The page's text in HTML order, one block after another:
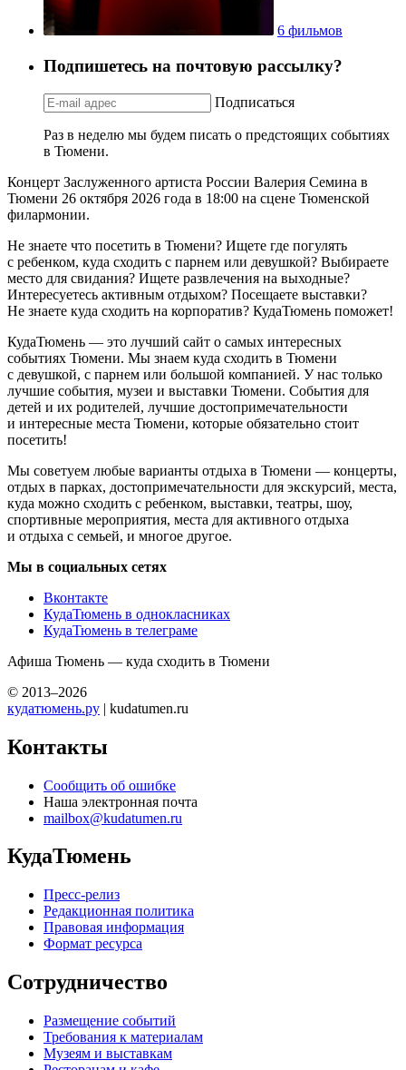
6 фильмов
Подпишетесь на почтовую рассылку?
Подписаться
Раз в неделю мы будем писать о предстоящих событиях
в Тюмени.
Концерт Заслуженного артиста России Валерия Семина в
Тюмени 26 октября 2026 года в 18:00 на сцене Тюменской
филармонии.
Не знаете что посетить в Тюмени? Ищете где погулять
с ребенком, куда сходить с парнем или девушкой? Выбираете
место для свидания? Ищете развлечения на выходные?
Интересуетесь активным отдыхом? Посещаете выставки?
Не знаете куда сходить на корпоратив? КудаТюмень поможет!
КудаТюмень — это лучший сайт о самых интересных
событиях Тюмени. Мы знаем куда сходить в Тюмени
с девушкой, с парнем или большой компанией. У нас только
лучшие события, музеи и выставки Тюмени. События для
детей и их родителей, лучшие достопримечательности
и интересные места Тюмени, которые обязательно стоит
посетить!
Мы советуем любые варианты отдыха в Тюмени — концерты,
отдых в парках, достопримечательности для экскурсий, места,
куда можно сходить с ребенком, выставки, театры, шоу,
спортивные мероприятия, места для активного отдыха
и отдыха с семьей, и многое другое.
Мы в социальных сетях
Вконтакте
КудаТюмень в однокласниках
КудаТюмень в телеграме
Афиша Тюмень — куда сходить в Тюмени
© 2013–2026
кудатюмень.ру | kudatumen.ru
Контакты
Сообщить об ошибке
Наша электронная почта
mailbox@kudatumen.ru
КудаТюмень
Пресс-релиз
Редакционная политика
Правовая информация
Формат ресурса
Сотрудничество
Размещение событий
Требования к материалам
Музеям и выставкам